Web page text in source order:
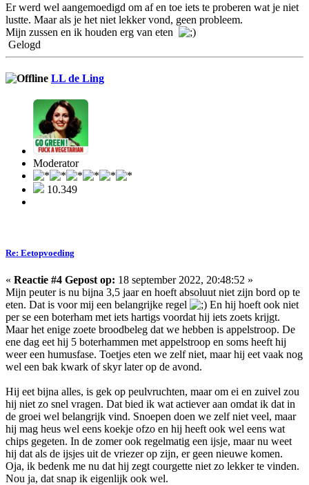
Er werd wel aangemoedigd om af en toe iets te proberen wat je niet
lustte. Maar als je het niet lekker vond, geen probleem.
Mijn zussen en ik houden erg van eten
Gelogd
LL de Ling
Moderator
10.349
Re: Eetopvoeding
« Reactie #4 Gepost op: 18 september 2022, 20:48:52 »
Mijn peuter is nu bijna 3,5 jaar en hoeft absoluut niet zijn bord op te
eten. Dat is voor mij een belangrijke regel
En hij hoeft ook niet
per se een boterham met iets hartigs voordat hij iets zoets krijgt.
Maar het enige zoete broodbeleg dat we hebben is appelstroop. De
ene dag eet hij 5 boterhammen met appelstroop en soms heeft hij
weer een humusfase. Toetjes eten we zelf niet, maar hij eet vaak nog
wel een bak kwark of skyr later op de avond.
Hij eet bijna alles, is gek op peulvruchten, maar om ei en zuivel zou
hij niet zo snel vragen. Dat bied ik wat actiever aan omdat ik dat in
de groei wel belangrijk vind. Snoepen doen we zelf niet veel, maar
hij mag heus wel eens koekje ofzo en hij heeft ook wel eens wat
chips gegeten. In de zomer ook regelmatig een ijsje, maar nu weet
hij dat als de ijsjes uit de vriezer op zijn, er geen nieuwe komen.
Oja, ik bedenk me nu dat hij zegt courgette niet zo lekker te vinden.
Nou ja, dat snap ik eigenlijk ook wel.